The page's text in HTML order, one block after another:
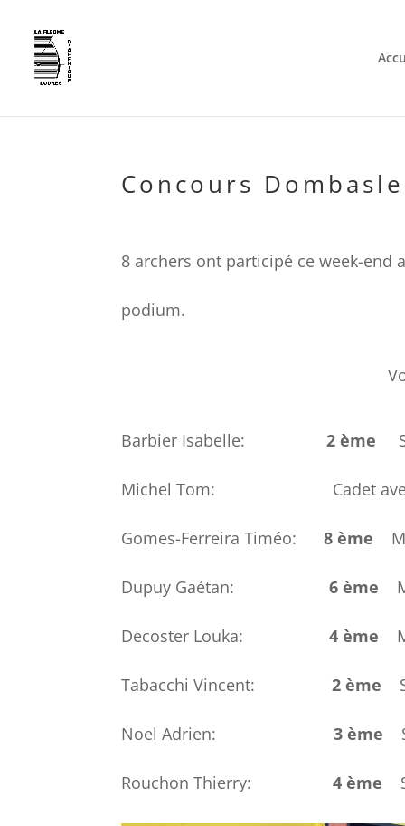
Concours
8 archers ont participé ce week-end
podium.
Voici les
Barbier Isabelle:2 ème
Michel Tom: Cadet avec 189
Gomes-Ferreira Timéo:8 ème
Dupuy Gaétan:6 ème
Decoster Louka:4 ème
Tabacchi Vincent:2 ème
Noel Adrien:3 ème
Rouchon Thierry:4 ème